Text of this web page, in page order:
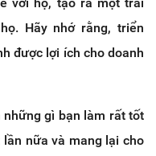
Hãy nhớ rằng, triển
được lợi ích cho doanh
những gì bạn làm rất tốt
nữa và mang lại cho